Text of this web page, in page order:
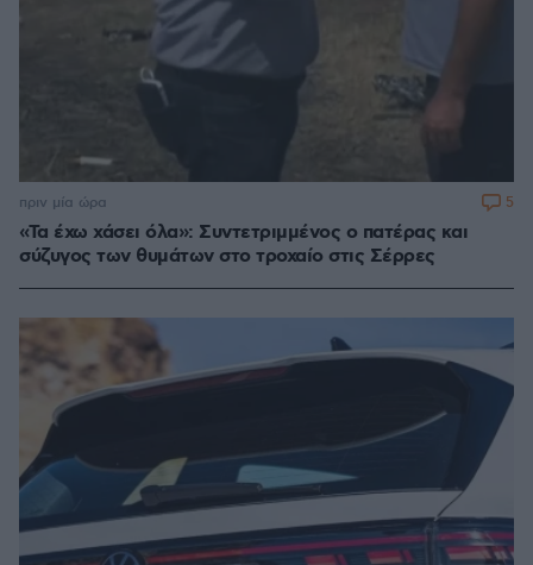
«Τα έχω χάσει όλα»: Συντετριμμένος ο πατέρας και
σύζυγος των θυμάτων στο τροχαίο στις Σέρρες
πριν μία ώρα 5